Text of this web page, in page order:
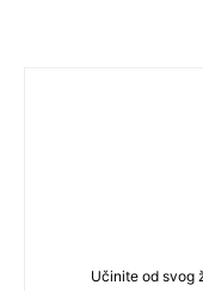
Učinite od svog